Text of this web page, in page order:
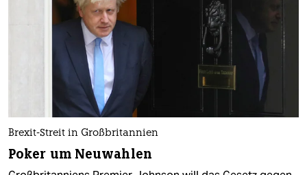
Brexit-Streit in Großbritannien
Poker um Neuwahlen